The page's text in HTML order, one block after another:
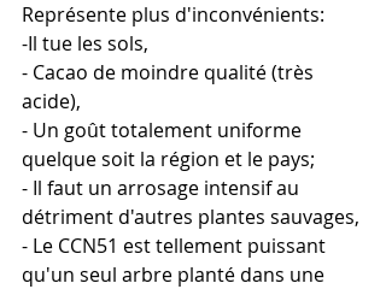
Représente plus d'inconvénients:
-Il tue les sols,
- Cacao de moindre qualité (très
acide),
- Un goût totalement uniforme
quelque soit la région et le pays;
- Il faut un arrosage intensif au
détriment d'autres plantes sauvages,
- Le CCN51 est tellement puissant
qu'un seul arbre planté dans une